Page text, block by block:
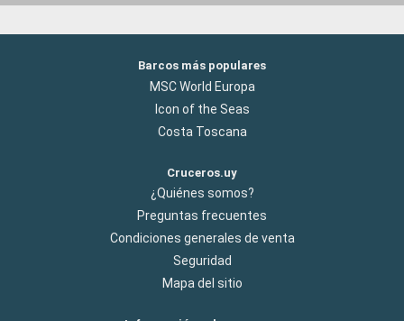
Barcos más populares
MSC World Europa
Icon of the Seas
Costa Toscana
Cruceros.uy
¿Quiénes somos?
Preguntas frecuentes
Condiciones generales de venta
Seguridad
Mapa del sitio